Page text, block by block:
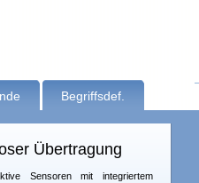
Begriffsdef.
Übertragung
Sensoren mit inte­grier­tem